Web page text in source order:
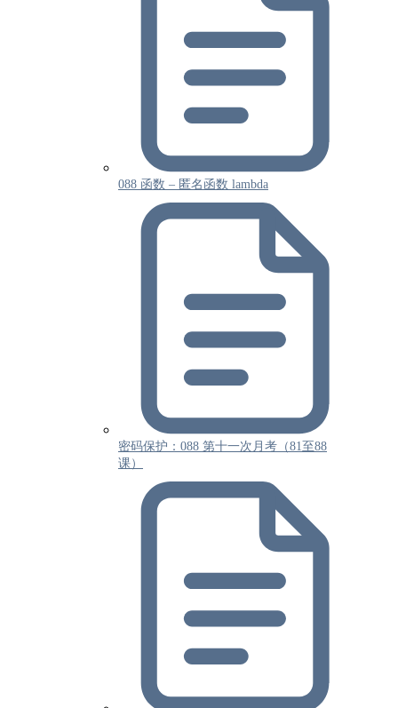
088 函数 – 匿名函数 lambda
密码保护：088 第十一次月考（81至88
课）